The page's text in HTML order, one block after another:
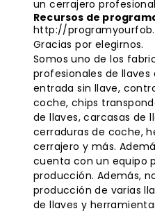
un cerrajero
Recursos de
http://
Gracias por elegirnos.
Somos uno de los
profesionales de
entrada sin llave,
coche, chips
de llaves, carcasas de
cerraduras de coche,
cerrajero y más.
cuenta con un equipo
producción. Además,
producción de varias
de llaves y